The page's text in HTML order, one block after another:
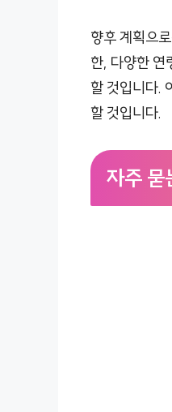
향후 계획으
한, 다양한 연
할 것입니다.
할 것입니다.
자주 묻